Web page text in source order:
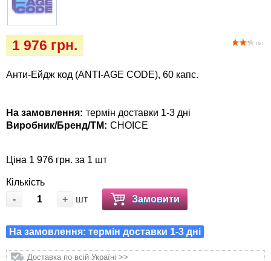
( 5 )
1 976 грн.
Анти-Ейдж код (ANTI-AGE CODE), 60 капс.
На замовлення: термін доставки 1-3 дні
Виробник/Бренд/ТМ: CHOICE
Ціна 1 976 грн. за 1 шт
Кількість
-
+ шт Замовити
На замовлення: термін доставки 1-3 дні
Доставка по всій Україні >>
Vet Diet Canine Wet - ветеринарные диеты
для собак
килимки
Миски, автогодівниці, поілки
Післяопераційні засоби та витратні